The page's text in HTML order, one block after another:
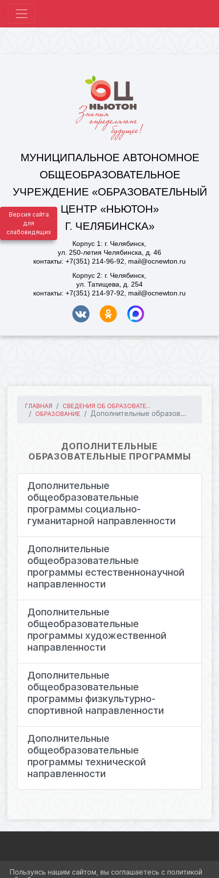
Версия сайта
для
слабовидящих
Корпус 1: г. Челябинск,
ул. 250-летия Челябинска, д. 46
Корпус 2: г. Челябинск,
контакты: +7(351) 214-97-92, mail@ocnewton.ru
МУНИЦИПАЛЬНОЕ АВТОНОМНОЕ
ОБЩЕОБРАЗОВАТЕЛЬНОЕ
УЧРЕЖДЕНИЕ «ОБРАЗОВАТЕЛЬНЫЙ
Г. ЧЕЛЯБИНСКА»
ГЛАВНАЯ
СВЕДЕНИЯ ОБ ОБРАЗОВАТЕ...
ОБРАЗОВАНИЕ
Дополнительные образов...
ДОПОЛНИТЕЛЬНЫЕ
ОБРАЗОВАТЕЛЬНЫЕ ПРОГРАММЫ
Дополнительные
общеобразовательные
программы социально-
гуманитарной направленности
Дополнительные
общеобразовательные
программы естественнонаучной
направленности
Дополнительные
общеобразовательные
программы художественной
направленности
Дополнительные
общеобразовательные
программы физкультурно-
спортивной направленности
Дополнительные
общеобразовательные
программы технической
направленности
ВХОД
Пользуясь нашим сайтом, вы соглашаетесь с политикой